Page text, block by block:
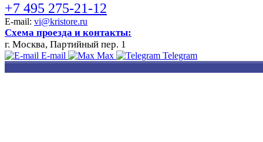
+7 495 275-21-12
E-mail: vi@kristore.ru
Схема проезда и контакты:
г. Москва, Партийный пер. 1
E-mail Max Telegram